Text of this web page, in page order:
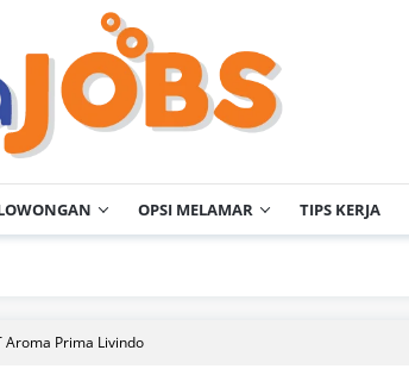
OPSI MELAMAR TIPS KERJA
Aroma Prima Livindo